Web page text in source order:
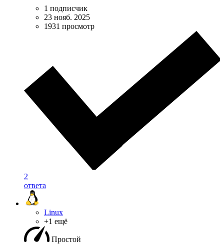
1 подписчик
23 нояб. 2025
1931 просмотр
2
ответа
Linux
+1 ещё
Простой